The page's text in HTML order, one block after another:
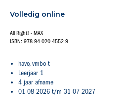
Volledig online
All Right! - MAX
ISBN: 978-94-020-4552-9
havo, vmbo-t
Leerjaar 1
4 jaar afname
01-08-2026 t/m 31-07-2027